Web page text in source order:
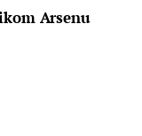
Arsenu